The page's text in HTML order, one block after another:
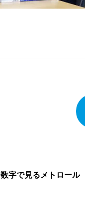
数字で見るメトロール